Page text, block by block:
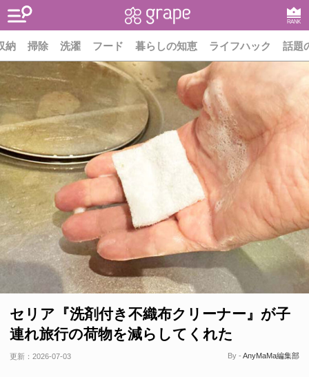
RANK
納 掃除 洗濯 フード 暮らしの知恵 ライフハック 話題
セリア『洗剤付き不織布クリーナー』が子
連れ旅行の荷物を減らしてくれた
更新： 2026-07-03 By - AnyMaMa編集部